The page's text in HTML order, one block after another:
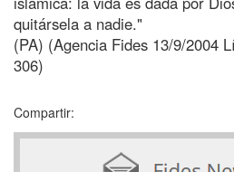
quitársela a nadie."
(PA) (Agencia Fides 13/9/2004
306)
Compartir: